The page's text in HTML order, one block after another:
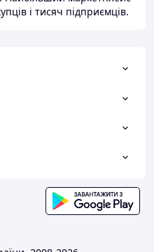
і тисяч підприємців.